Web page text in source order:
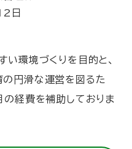
日
い環境づくりを目的と、
円滑な運営を図るた
の経費を補助しておりま